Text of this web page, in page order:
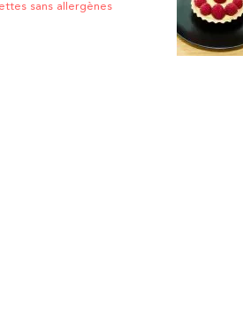
sans allergènes